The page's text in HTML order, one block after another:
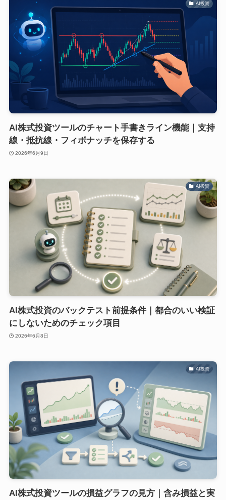
AI投資
AI株式投資ツールのチャート手書きライン機能｜支持
線・抵抗線・フィボナッチを保存する
2026年6月9日
AI投資
AI株式投資のバックテスト前提条件｜都合のいい検証
にしないためのチェック項目
2026年6月8日
AI投資
AI株式投資ツールの損益グラフの見方｜含み損益と実